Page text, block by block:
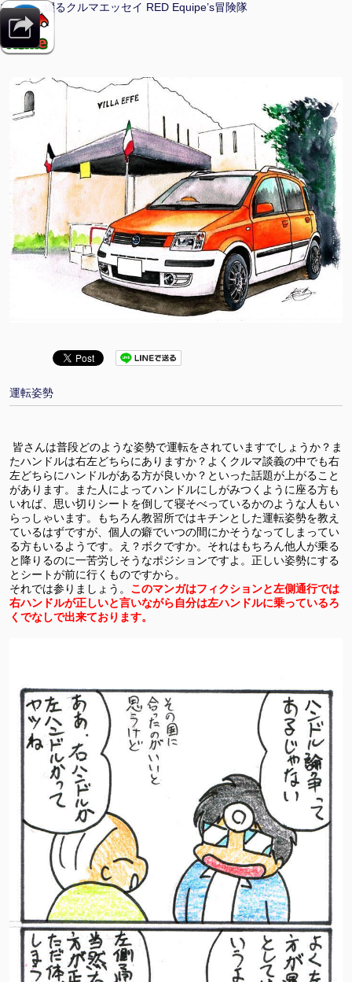
マンガで綴るクルマエッセイ RED Equipe’s冒険隊
運転姿勢
皆さんは普段どのような姿勢で運転をされていますでしょうか？ま
たハンドルは右左どちらにありますか？よくクルマ談義の中でも右
左どちらにハンドルがある方が良いか？といった話題が上がること
があります。また人によってハンドルにしがみつくように座る方も
いれば、思い切りシートを倒して寝そべっているかのような人もい
らっしゃいます。もちろん教習所ではキチンとした運転姿勢を教え
ているはずですが、個人の癖でいつの間にかそうなってしまってい
る方もいるようです。え？ボクですか。それはもちろん他人が乗る
と降りるのに一苦労しそうなポジションですよ。正しい姿勢にする
とシートが前に行くものですから。
それでは参りましょう。 このマンガはフィクションと左側通行では
右ハンドルが正しいと言いながら自分は左ハンドルに乗っているろ
くでなしで出来ております。